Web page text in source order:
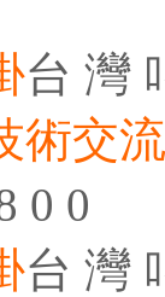
台 灣
術交
0 0
台 灣